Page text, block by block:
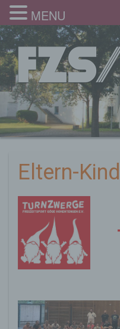
Eltern-
MENU